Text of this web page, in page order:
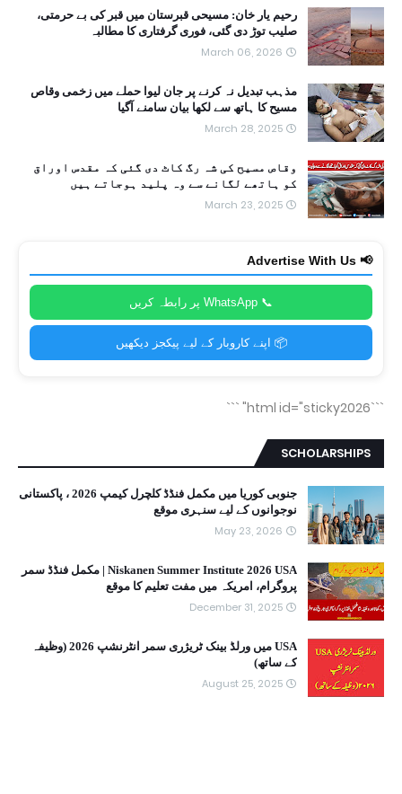
رحیم یار خان: مسیحی قبرستان میں قبر کی بے حرمتی،
صلیب توڑ دی گئی، فوری گرفتاری کا مطالبہ
March 06, 2026
مذہب تبدیل نہ کرنے پر جان لیوا حملے میں زخمی وقاص
مسیح کا ہاتھ سے لکھا بیان سامنے آگیا
March 28, 2025
وقاص مسیح کی شہ رگ کاٹ دی گئی کہ مقدس اوراق
کو ہاتھے لگانے سے وہ پلید ہوجاتے ہیں
March 23, 2025
📢 Advertise With Us
📞 WhatsApp پر رابطہ کریں
📦 اپنے کاروبار کے لیے پیکجز دیکھیں
```html id="sticky2026"
```
SCHOLARSHIPS
جنوبی کوریا میں مکمل فنڈڈ کلچرل کیمپ 2026 ، پاکستانی
نوجوانوں کے لیے سنہری موقع
May 23, 2026
Niskanen Summer Institute 2026 USA | مکمل فنڈڈ سمر
پروگرام، امریکہ میں مفت تعلیم کا موقع
December 31, 2025
USA میں ورلڈ بینک ٹریژری سمر انٹرنشپ 2026 (وظیفہ
کے ساتھ)
August 25, 2025